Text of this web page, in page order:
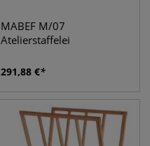
MABEF M/07
Atelierstaffelei
291,88 €